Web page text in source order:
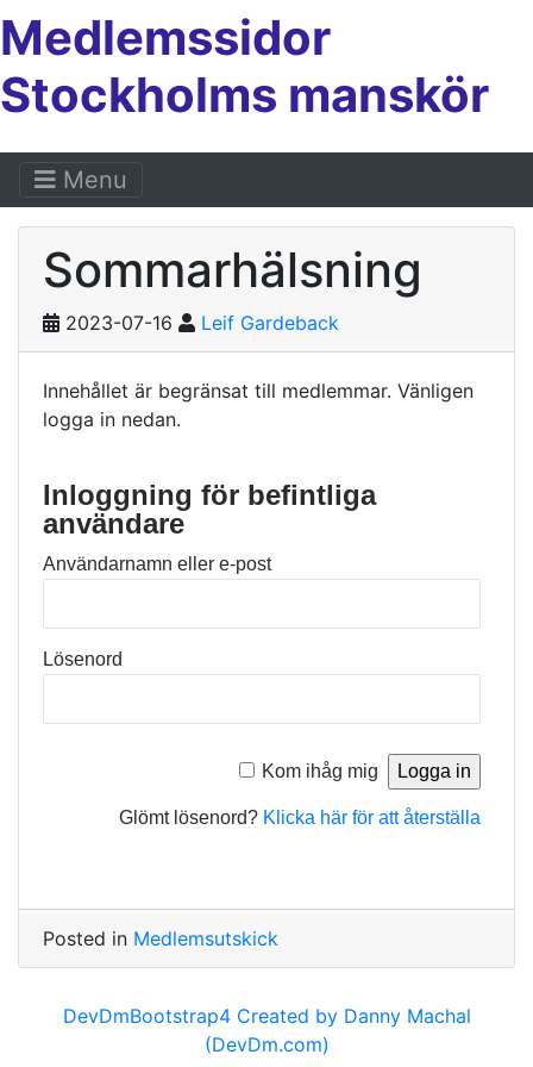
Medlemssidor
Stockholms manskör
Menu
Sommarhälsning
2023-07-16 Leif Gardeback
Innehållet är begränsat till medlemmar. Vänligen
logga in nedan.
Inloggning för befintliga
användare
Användarnamn eller e-post
Lösenord
Kom ihåg mig
Glömt lösenord? Klicka här för att återställa
Posted in Medlemsutskick
DevDmBootstrap4 Created by Danny Machal
(DevDm.com)